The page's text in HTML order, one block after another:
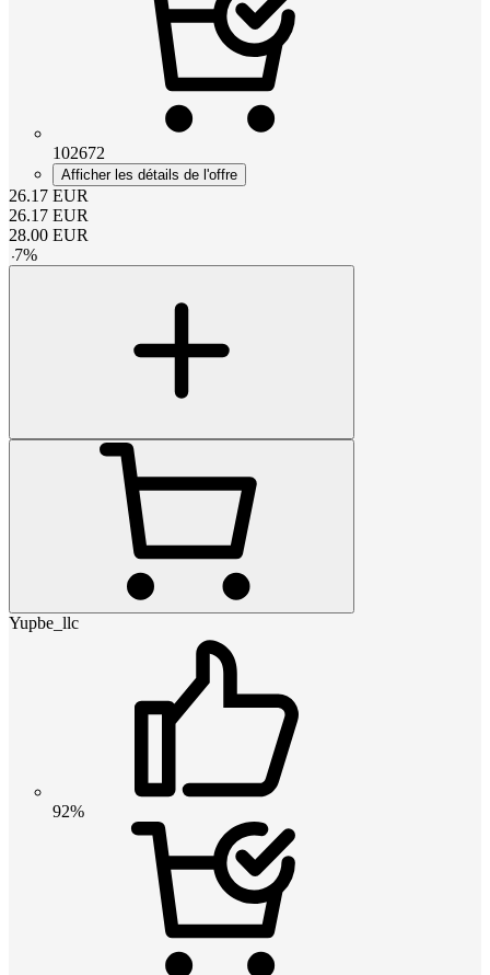
102672
Afficher les détails de l'offre
26.17 EUR
26.17 EUR
28.00 EUR
-7%
Yupbe_llc
92%